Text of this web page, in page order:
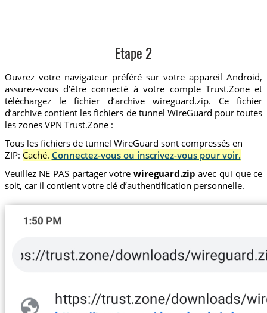
Etape 2
Ouvrez votre navigateur préféré sur votre appareil Android,
assurez-vous d’être connecté à votre compte Trust.Zone et
téléchargez le fichier d’archive wireguard.zip. Ce fichier
d’archive contient les fichiers de tunnel WireGuard pour toutes
les zones VPN Trust.Zone :
Tous les fichiers de tunnel WireGuard sont compressés en
ZIP: Caché. Connectez-vous ou inscrivez-vous pour voir.
Veuillez NE PAS partager votre wireguard.zip avec qui que ce
soit, car il contient votre clé d’authentification personnelle.